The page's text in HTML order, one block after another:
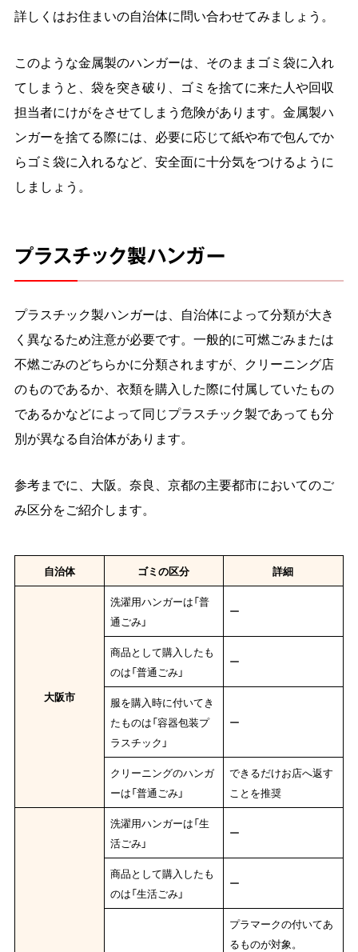
詳しくはお住まいの自治体に問い合わせてみましょう。
このような金属製のハンガーは、そのままゴミ袋に入れ
てしまうと、袋を突き破り、ゴミを捨てに来た人や回収
担当者にけがをさせてしまう危険があります。金属製ハ
ンガーを捨てる際には、必要に応じて紙や布で包んでか
らゴミ袋に入れるなど、安全面に十分気をつけるように
しましょう。
プラスチック製ハンガー
プラスチック製ハンガーは、自治体によって分類が大き
く異なるため注意が必要です。一般的に可燃ごみまたは
不燃ごみのどちらかに分類されますが、クリーニング店
のものであるか、衣類を購入した際に付属していたもの
であるかなどによって同じプラスチック製であっても分
別が異なる自治体があります。
参考までに、大阪。奈良、京都の主要都市においてのご
み区分をご紹介します。
自治体 ゴミの区分 詳細
大阪市
洗濯用ハンガーは「普
通ごみ」
ー
商品として購入したも
のは「普通ごみ」
ー
服を購入時に付いてき
たものは「容器包装プ
ラスチック」
ー
クリーニングのハンガ
ーは「普通ごみ」
できるだけお店へ返す
ことを推奨
洗濯用ハンガーは「生
活ごみ」
ー
商品として購入したも
のは「生活ごみ」
ー
プラマークの付いてあ
るものが対象。